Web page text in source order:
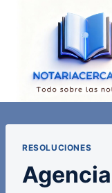
RESOLUCIONES